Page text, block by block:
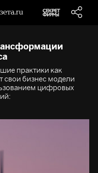
Secret
практики как
бизнес модели
цифровых